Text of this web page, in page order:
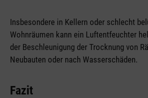
Insbesondere in Kellern oder schlecht
Wohnräumen kann ein Luftentfeuchter
der Beschleunigung der Trocknung von
Neubauten oder nach Wasserschäden.
Fazit